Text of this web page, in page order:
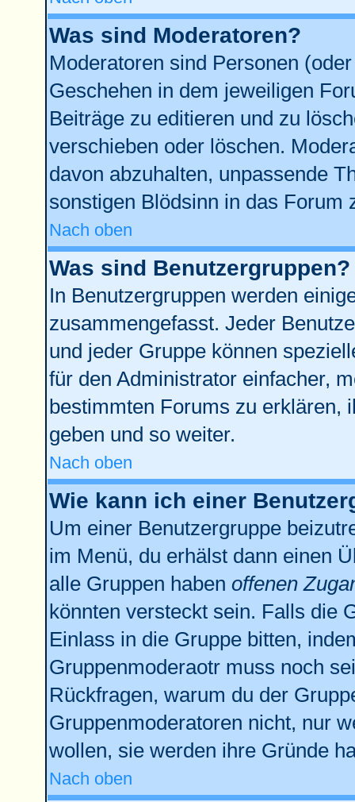
Was sind Moderatoren?
Moderatoren sind Personen
Geschehen in dem jeweiligen
Beiträge zu editieren und zu
verschieben oder löschen.
davon abzuhalten, unpassende
sonstigen Blödsinn in das Forum
Nach oben
Was sind Benutzergruppen?
In Benutzergruppen werden
zusammengefasst. Jeder
und jeder Gruppe können
für den Administrator einfacher,
bestimmten Forums zu erklären,
geben und so weiter.
Nach oben
Wie kann ich einer
Um einer Benutzergruppe
im Menü, du erhälst dann einen
alle Gruppen haben offenen
könnten versteckt sein. Falls die
Einlass in die Gruppe bitten,
Gruppenmoderaotr muss noch
Rückfragen, warum du der
Gruppenmoderatoren nicht, nur
wollen, sie werden ihre Gründe
Nach oben